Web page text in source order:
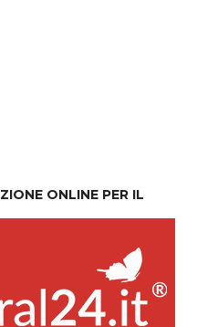
ONLINE PER IL